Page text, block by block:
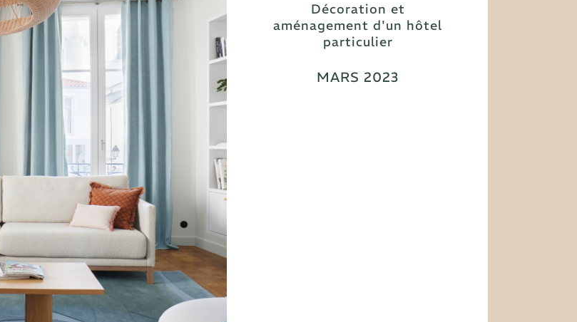
Décoration et
aménagement d'un hôtel
particulier
MARS 2023